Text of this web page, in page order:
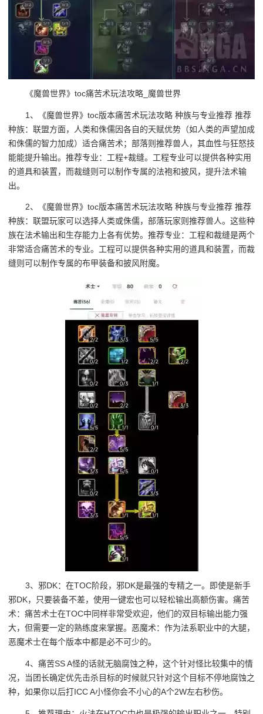
《魔兽世界》toc痛苦术玩法攻略_魔兽世界
1、《魔兽世界》toc版本痛苦术玩法攻略 种族与专业推荐 推荐
种族：联盟方面，人类和侏儒因各自的天赋优势（如人类的声望加成
和侏儒的智力加成）适合痛苦术；部落则推荐兽人，其血性与狂怒技
能能提升输出。推荐专业：工程+裁缝。工程专业可以提供各种实用
的道具和装置，而裁缝则可以制作专属的法袍和披风，提升法术输
出。
2、《魔兽世界》toc版本痛苦术玩法攻略 种族与专业推荐 推荐
种族：联盟玩家可以选择人类或侏儒，部落玩家则推荐兽人。这些种
族在法术输出和生存能力上各有优势。推荐专业：工程和裁缝是两个
非常适合痛苦术的专业。工程可以提供各种实用的道具和装置，而裁
缝则可以制作专属的布甲装备和披风附魔。
3、邪DK：在TOC阶段，邪DK是最强的专精之一。即使是新手
邪DK，只要装备不差，使用一键宏也可以轻松输出高额伤害。痛苦
术：痛苦术士在TOC中同样非常受欢迎，他们的双目标输出能力强
大，但需要一定的熟练度来掌握。恶魔术：作为法系职业中的大腿，
恶魔术士在每个版本中都是必不可少的。
4、痛苦SS A怪的话就无脑腐蚀之种，这个针对怪比较集中的情
况，当团长确定优先击杀目标的时候就只针对这个目标不停地腐蚀之
种，如果你以后打ICC A小怪你会不小心的A个2W左右秒伤。